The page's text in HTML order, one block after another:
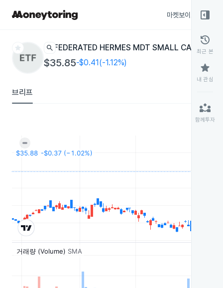
마켓보이스
star search FEDERATED HERMES MDT SMALL CAP CORE
$35.85-$0.41(-1.12%)
브리프
right_panel_open
history
최근 본
star
내 관심
partner_exchange
함께투자